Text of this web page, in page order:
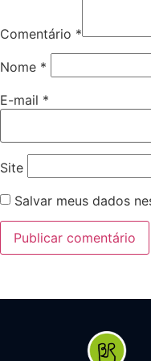
Comentário *
Nome *
E-mail *
Site
Salvar meus dados